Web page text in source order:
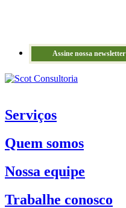
Assine nossa newsletter
Serviços
Quem somos
Nossa equipe
Trabalhe conosco